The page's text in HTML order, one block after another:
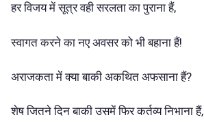
हर विजय में सूत्र वही सरलता का पुराना हैं,
स्वागत करने का नए अवसर को भी बहाना हैं!
अराजकता में क्या बाकी अकथित अफसाना हैं?
शेष जितने दिन बाकी उसमें फिर कर्तव्य निभाना हैं,